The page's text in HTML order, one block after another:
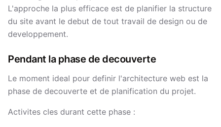
L'approche la plus efficace est de planifier la structure
du site avant le debut de tout travail de design ou de
developpement.
Pendant la phase de decouverte
Le moment ideal pour definir l'architecture web est la
phase de decouverte et de planification du projet.
Activites cles durant cette phase :